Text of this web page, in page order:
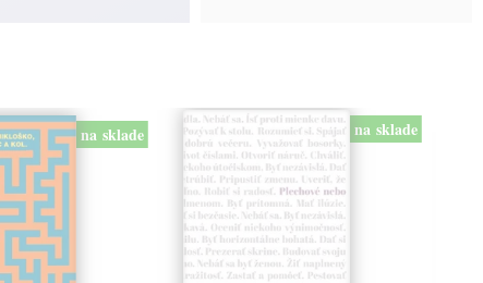
na sklade na sklade